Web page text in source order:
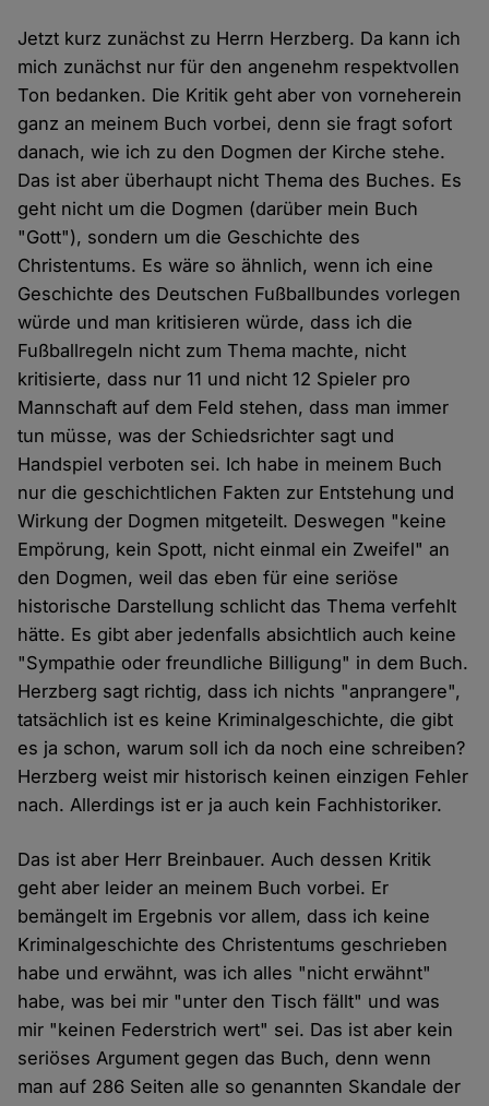
Jetzt kurz zunächst zu Herrn Herzberg. Da kann ich
mich zunächst nur für den angenehm respektvollen
Ton bedanken. Die Kritik geht aber von vorneherein
ganz an meinem Buch vorbei, denn sie fragt sofort
danach, wie ich zu den Dogmen der Kirche stehe.
Das ist aber überhaupt nicht Thema des Buches. Es
geht nicht um die Dogmen (darüber mein Buch
"Gott"), sondern um die Geschichte des
Christentums. Es wäre so ähnlich, wenn ich eine
Geschichte des Deutschen Fußballbundes vorlegen
würde und man kritisieren würde, dass ich die
Fußballregeln nicht zum Thema machte, nicht
kritisierte, dass nur 11 und nicht 12 Spieler pro
Mannschaft auf dem Feld stehen, dass man immer
tun müsse, was der Schiedsrichter sagt und
Handspiel verboten sei. Ich habe in meinem Buch
nur die geschichtlichen Fakten zur Entstehung und
Wirkung der Dogmen mitgeteilt. Deswegen "keine
Empörung, kein Spott, nicht einmal ein Zweifel" an
den Dogmen, weil das eben für eine seriöse
historische Darstellung schlicht das Thema verfehlt
hätte. Es gibt aber jedenfalls absichtlich auch keine
"Sympathie oder freundliche Billigung" in dem Buch.
Herzberg sagt richtig, dass ich nichts "anprangere",
tatsächlich ist es keine Kriminalgeschichte, die gibt
es ja schon, warum soll ich da noch eine schreiben?
Herzberg weist mir historisch keinen einzigen Fehler
nach. Allerdings ist er ja auch kein Fachhistoriker.
Das ist aber Herr Breinbauer. Auch dessen Kritik
geht aber leider an meinem Buch vorbei. Er
bemängelt im Ergebnis vor allem, dass ich keine
Kriminalgeschichte des Christentums geschrieben
habe und erwähnt, was ich alles "nicht erwähnt"
habe, was bei mir "unter den Tisch fällt" und was
mir "keinen Federstrich wert" sei. Das ist aber kein
seriöses Argument gegen das Buch, denn wenn
man auf 286 Seiten alle so genannten Skandale der